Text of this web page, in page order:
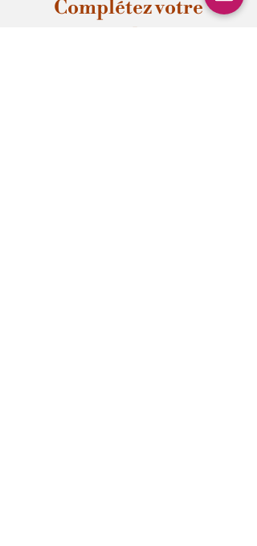
Complétez votre